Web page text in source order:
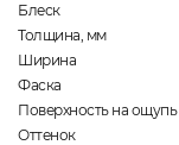
Блеск
Толщина, мм
Ширина
Фаска
Поверхность на ощупь
Оттенок